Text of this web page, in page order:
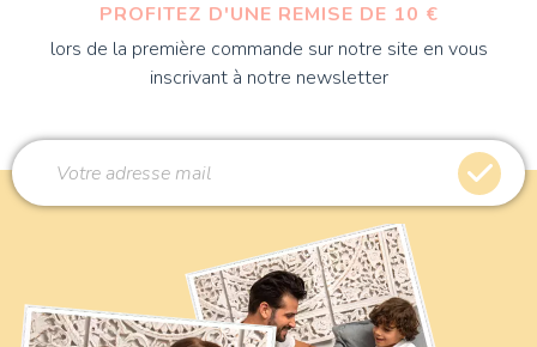
PROFITEZ D'UNE REMISE DE 10 €
lors de la première commande sur notre site en vous
inscrivant à notre newsletter